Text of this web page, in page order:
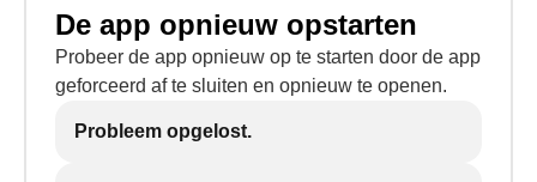
De app opnieuw opstarten
Probeer de app opnieuw op te starten door de app
geforceerd af te sluiten en opnieuw te openen.
Probleem opgelost.